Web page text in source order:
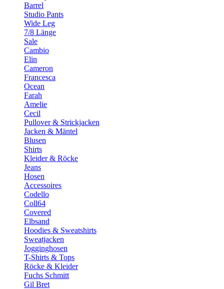
Barrel
Studio Pants
Wide Leg
7/8 Länge
Sale
Cambio
Elin
Cameron
Francesca
Ocean
Farah
Amelie
Cecil
Pullover & Strickjacken
Jacken & Mäntel
Blusen
Shirts
Kleider & Röcke
Jeans
Hosen
Accessoires
Codello
Coll64
Covered
Elbsand
Hoodies & Sweatshirts
Sweatjacken
Jogginghosen
T-Shirts & Tops
Röcke & Kleider
Fuchs Schmitt
Gil Bret